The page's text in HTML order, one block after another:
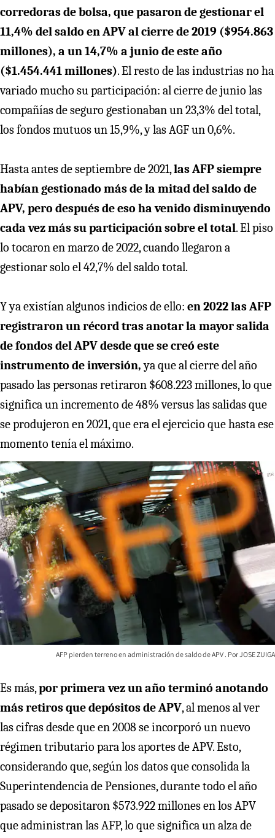
corredoras de bolsa, que pasaron de gestionar el
11,4% del saldo en APV al cierre de 2019 ($954.863
millones), a un 14,7% a junio de este año
($1.454.441 millones). El resto de las industrias no ha
variado mucho su participación: al cierre de junio las
compañías de seguro gestionaban un 23,3% del total,
los fondos mutuos un 15,9%, y las AGF un 0,6%.
Hasta antes de septiembre de 2021,las AFP siempre
habían gestionado más de la mitad del saldo de
APV, pero después de eso ha venido disminuyendo
cada vez más su participación sobre el total. El piso
lo tocaron en marzo de 2022, cuando llegaron a
gestionar solo el 42,7% del saldo total.
Y ya existían algunos indicios de ello: en 2022 las AFP
registraron un récord tras anotar la mayor salida
de fondos del APV desde que se creó este
instrumento de inversión,ya que al cierre del año
pasado las personas retiraron $608.223 millones, lo que
significa un incremento de 48% versus las salidas que
se produjeron en 2021, que era el ejercicio que hasta ese
momento tenía el máximo.
AFP pierden terreno en administración de saldo de APV JOSE ZUIGA
Es más,por primera vez un año terminó anotando
más retiros que depósitos de APV, al menos al ver
las cifras desde que en 2008 se incorporó un nuevo
régimen tributario para los aportes de APV. Esto,
considerando que, según los datos que consolida la
Superintendencia de Pensiones, durante todo el año
pasado se depositaron $573.922 millones en los APV
que administran las AFP, lo que significa un alza de